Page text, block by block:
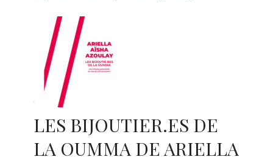
LES BIJOUTIER.ES DE
LA OUMMA DE ARIELLA